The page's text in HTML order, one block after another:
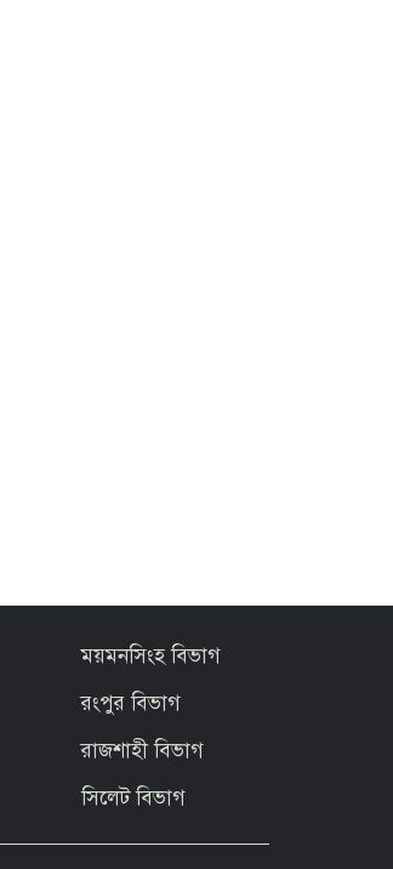
ময়মনসিংহ বিভাগ
রংপুর বিভাগ
রাজশাহী বিভাগ
সিলেট বিভাগ